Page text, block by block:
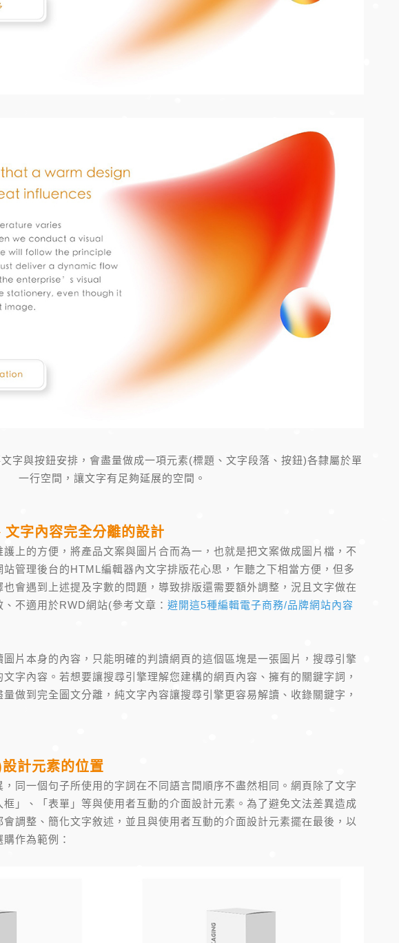
字與按鈕安排，會盡量做成一項元素(標題、文字段落、按鈕)各隸屬於單
一行空間，讓文字有足夠延展的空間。
字內容完全分離的設計
上的方便，將產品文案與圖片合而為一，也就是把文案做成圖片檔，不
管理後台的HTML編輯器內文字排版花心思，乍聽之下相當方便，但多
會遇到上述提及字數的問題，導致排版還需要額外調整，況且文字做在
不適用於RWD網站(參考文章： 避開這5種編輯電子商務/品牌網站內容
片本身的內容，只能明確的判讀網頁的這個區塊是一張圖片，搜尋引擎
字內容。若想要讓搜尋引擎理解您建構的網頁內容、擁有的關鍵字詞，
做到完全圖文分離，純文字內容讓搜尋引擎更容易解讀、收錄關鍵字，
計元素的位置
同一個句子所使用的字詞在不同語言間順序不盡然相同。網頁除了文字
」、「表單」等與使用者互動的介面設計元素。為了避免文法差異造成
調整、簡化文字敘述，並且與使用者互動的介面設計元素擺在最後，以
作為範例：